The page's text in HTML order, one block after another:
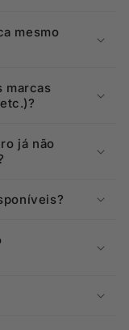
mesmo
marcas
já não